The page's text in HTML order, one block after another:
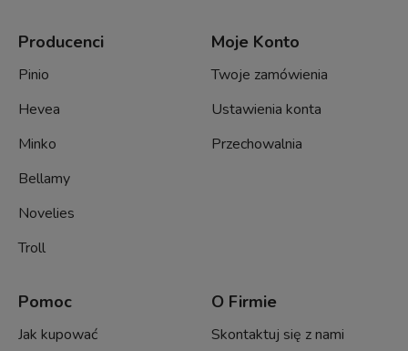
Producenci
Pinio
Hevea
Minko
Bellamy
Novelies
Troll
Moje Konto
Twoje zamówienia
Ustawienia konta
Przechowalnia
Pomoc
Jak kupować
O Firmie
Skontaktuj się z nami